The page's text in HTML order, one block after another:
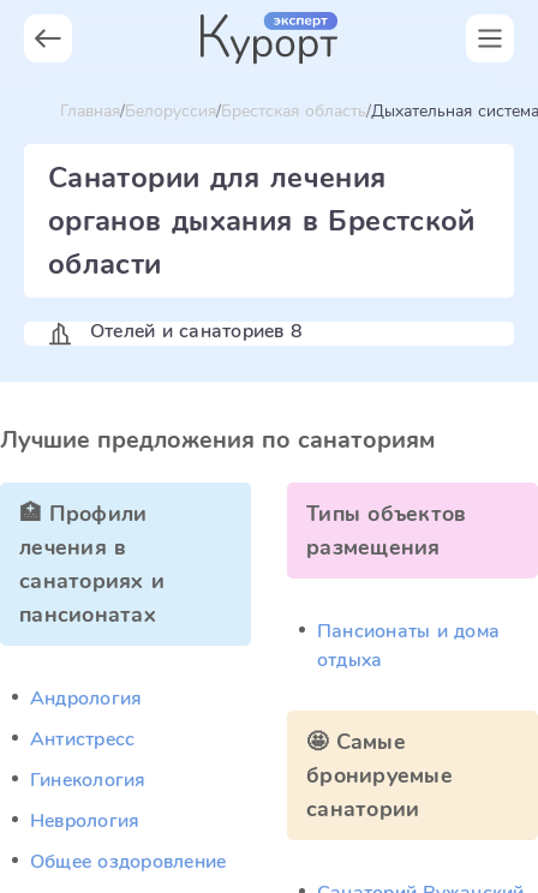
Главная Белоруссия Брестская область Дыхательная система
Санатории для лечения
органов дыхания в Брестской
области
Отелей и санаториев 8
Лучшие предложения по санаториям
🏥 Профили
лечения в
санаториях и
пансионатах
Андрология
Антистресс
Гинекология
Неврология
Общее оздоровление
Типы объектов
размещения
Пансионаты и дома
отдыха
🤩 Самые
бронируемые
санатории